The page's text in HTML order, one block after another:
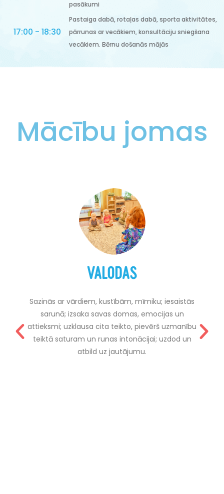
pasākumi
17:00 - 18:30
Pastaiga dabā, rotaļas dabā, sporta aktivitātes,
pārrunas ar vecākiem, konsultāciju sniegšana
vecākiem. Bērnu došanās mājās
Mācību jomas
VALODAS
Sazinās ar vārdiem, kustībām, mīmiku; iesaistās
sarunā; izsaka savas domas, emocijas un
attieksmi; uzklausa cita teikto, pievērš uzmanību
teiktā saturam un runas intonācijai; uzdod un
atbild uz jautājumu.